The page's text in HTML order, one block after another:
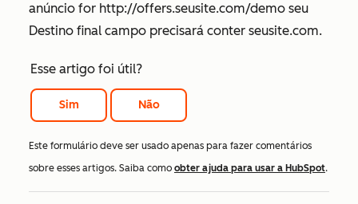
anúncio for http://offers.seusite.com/demo seu
Destino final campo precisará conter seusite.com.
Esse artigo foi útil?
Sim Não
Este formulário deve ser usado apenas para fazer comentários
sobre esses artigos. Saiba como obter ajuda para usar a HubSpot.